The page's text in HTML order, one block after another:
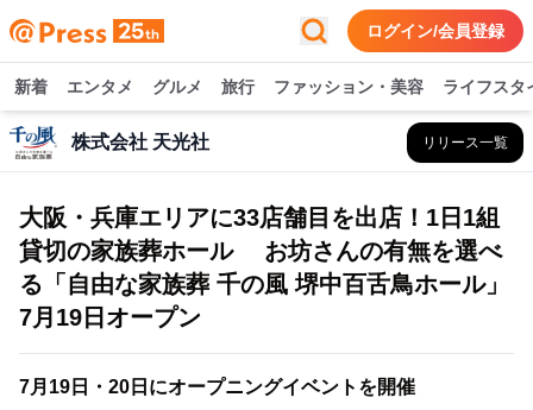
ログイン/会員登録
新着 エンタメ グルメ 旅行 ファッション・美容 ライフスタ
株式会社 天光社 リリース一覧
大阪・兵庫エリアに33店舗目を出店！1日1組
貸切の家族葬ホール お坊さんの有無を選べ
る「自由な家族葬 千の風 堺中百舌鳥ホール」
7月19日オープン
7月19日・20日にオープニングイベントを開催